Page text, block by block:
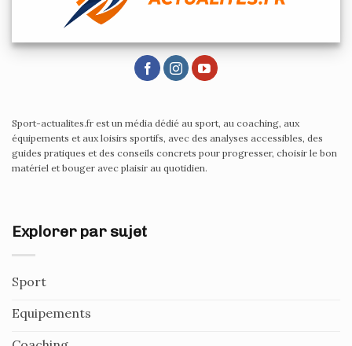
Sport-actualites.fr est un média dédié au sport, au coaching, aux
équipements et aux loisirs sportifs, avec des analyses accessibles, des
guides pratiques et des conseils concrets pour progresser, choisir le bon
matériel et bouger avec plaisir au quotidien.
Explorer par sujet
Sport
Equipements